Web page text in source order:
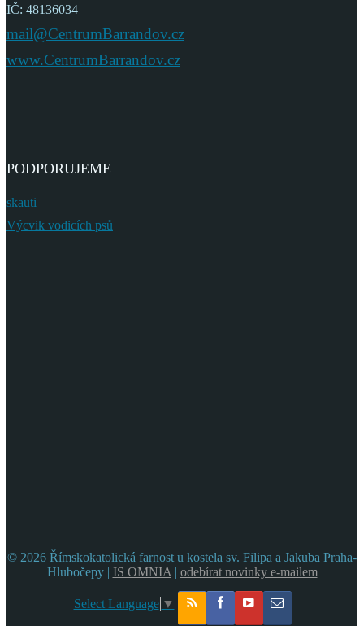
IČ: 48136034
mail@CentrumBarrandov.cz
www.CentrumBarrandov.cz
PODPORUJEME
skauti
Výcvik vodicích psů
© 2026 Římskokatolická farnost u kostela sv. Filipa a Jakuba Praha-
Hlubočepy | IS OMNIA | odebírat novinky e-mailem
Select Language ▼